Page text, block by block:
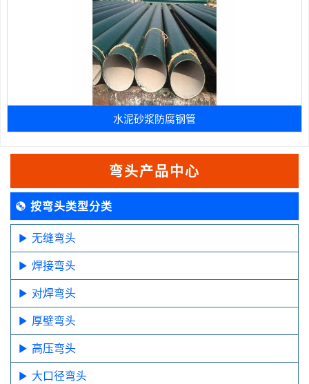
水泥砂浆防腐钢管
弯头产品中心
按弯头类型分类
无缝弯头
焊接弯头
对焊弯头
厚壁弯头
高压弯头
大口径弯头